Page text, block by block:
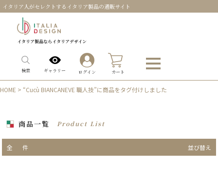
イタリア人がセレクトするイタリア製品の通販サイト
イタリア製品ならイタリアデザイン
検索 ギャラリー ログイン カート
HOME > “Cucù BIANCANEVE 職人技”に商品をタグ付けしました
商品一覧 Product List
全 件 並び替え